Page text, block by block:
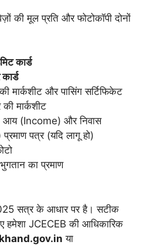
की मूल प्रति और फोटोकॉपी दोनों
कार्ड
मार्कशीट और पासिंग सर्टिफिकेट
मार्कशीट
आय (Income) और निवास
पत्र (यदि लागू हो)
का प्रमाण
सत्र के आधार पर है। सटीक
हमेशा JCECEB की आधिकारिक
या